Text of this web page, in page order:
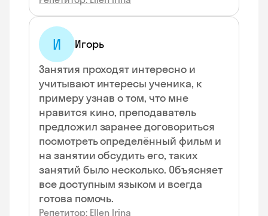
И
Игорь
Занятия проходят интересно и
учитывают интересы ученика, к
примеру узнав о том, что мне
нравится кино, преподаватель
предложил заранее договориться
посмотреть определённый фильм и
на занятии обсудить его, таких
занятий было несколько. Объясняет
все доступным языком и всегда
готова помочь.
Репетитор: Ellen Irina